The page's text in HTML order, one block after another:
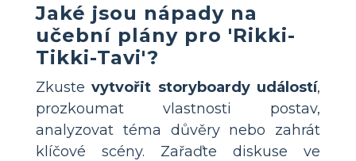
Jaké jsou nápady na
učební plány pro 'Rikki-
Tikki-Tavi'?
Zkustevytvořit storyboardy událostí,
prozkoumat vlastnosti postav,
analyzovat téma důvěry nebo zahrát
klíčové scény. Zařaďte diskuse ve